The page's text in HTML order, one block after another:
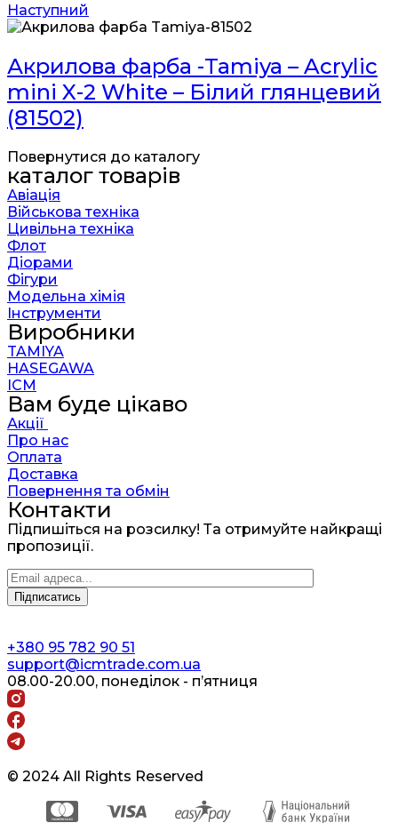
Наступний
Акрилова фарба -Tamiya – Acrylic
mini X-2 White – Білий глянцевий
(81502)
Повернутися до каталогу
каталог товарів
Авіація
Військова техніка
Цивільна техніка
Флот
Діорами
Фігури
Модельна хімія
Інструменти
Виробники
TAMIYA
HASEGAWA
ICM
Вам буде цікаво
Акції
Про нас
Оплата
Доставка
Повернення та обмін
Контакти
Підпишіться на розсилку! Та отримуйте найкращі
пропозиції.
+380 95 782 90 51
support@icmtrade.com.ua
08.00-20.00, понеділок - п’ятниця
© 2024 All Rights Reserved